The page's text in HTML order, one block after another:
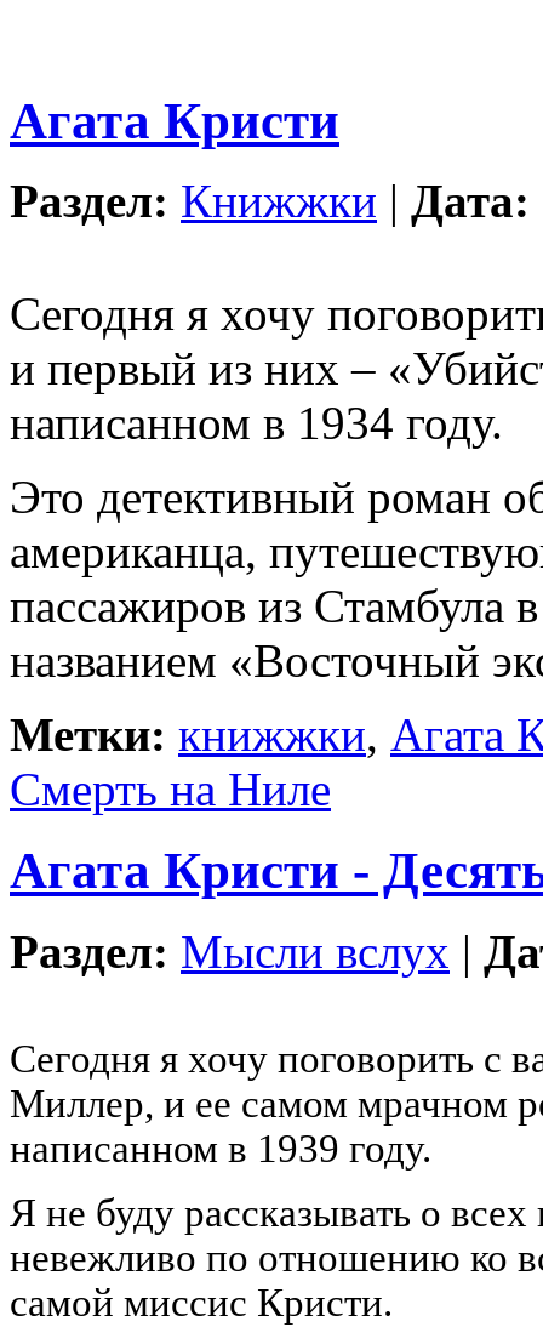
Агата Кристи
Раздел: Книжжки | Дата:
Сегодня я хочу
и первый из них –
написанном в 1934 году.
Это детективный роман
американца,
пассажиров из Стамбула
названием «Восточный
Метки: книжжки, Агата
Смерть на Ниле
Агата Кристи -
Раздел: Мысли вслух |
Сегодня я хочу поговорить с
Миллер, и ее самом мрачном
написанном в 1939 году.
Я не буду рассказывать о
невежливо по отношению ко
самой миссис Кристи.